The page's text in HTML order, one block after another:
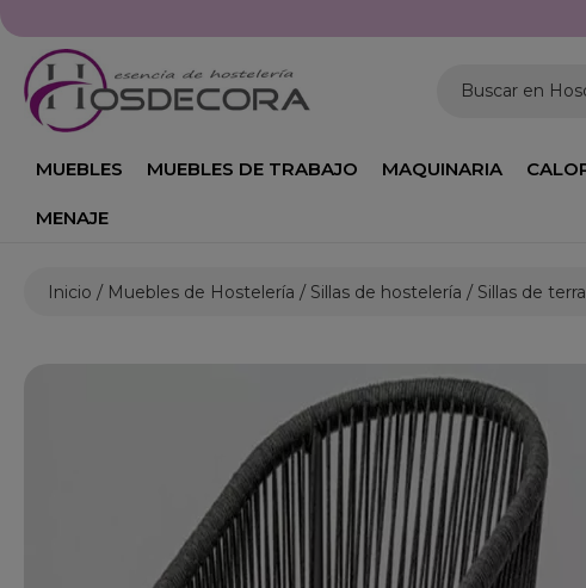
Buscar en
MUEBLES MUEBLES DE TRABAJO MAQUINARIA
MENAJE
Inicio Muebles de Hostelería Sillas de hostelería Sillas de